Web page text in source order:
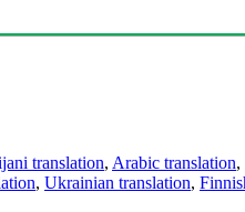
translation, Arabic translation,
, Ukrainian translation,